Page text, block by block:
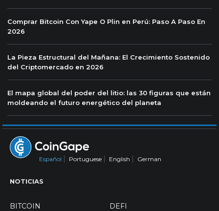
Comprar Bitcoin Con Yape O Plin en Perú: Paso A Paso En
2026
La Pieza Estructural del Mañana: El Crecimiento Sostenido
del Criptomercado en 2026
El mapa global del poder del litio: las 30 figuras que están
moldeando el futuro energético del planeta
Español Portuguese English German
NOTICIAS
BITCOIN DEFI